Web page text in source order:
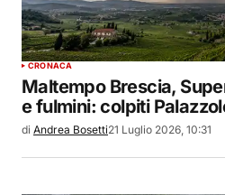
CRONACA
Maltempo Brescia,
e fulmini: colpiti
di Andrea Bosetti21 Luglio 2026, 10:31